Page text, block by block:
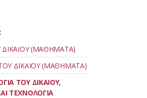
ΔΙΚΑΙΟΥ (ΜΑΘΗΜΑΤΑ)
ΔΙΚΑΙΟΥ (ΜΑΘΗΜΑΤΑ)
ΤΟΥ ΔΙΚΑΙΟΥ,
ΤΕΧΝΟΛΟΓΙΑ